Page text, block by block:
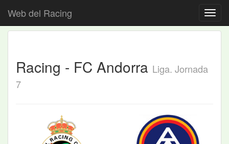
Web del Racing
Racing - FC Andorra Liga. Jornada
7